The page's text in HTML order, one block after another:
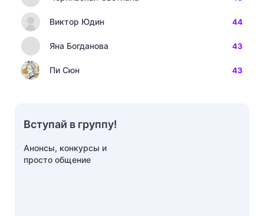
Виктор Юдин 44
Яна Богданова 43
Пи Сюн 43
Вступай в группу!
Анонсы, конкурсы и
просто общение